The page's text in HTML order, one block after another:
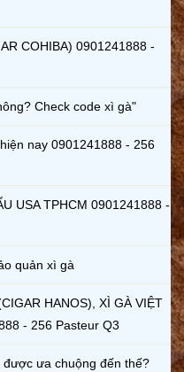
COHIBA) 0901241888 -
Check code xì gà"
nay 0901241888 - 256
USA TPHCM 0901241888 -
quản xì gà
HANOS), XÌ GÀ VIỆT
- 256 Pasteur Q3
ưa chuộng đến thế?